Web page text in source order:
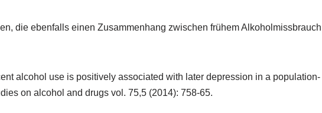
die ebenfalls einen Zusammenhang zwischen frühem Alkoholmissbrauch
alcohol use is positively associated with later depression in a population-
on alcohol and drugs vol. 75,5 (2014): 758-65.